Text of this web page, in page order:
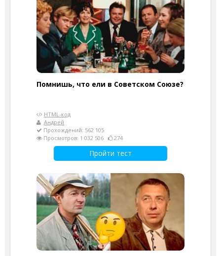
Помнишь, что ели в Советском Союзе?
HTML-код
Андрей
Прохождений: 562 105
Просмотров: 1 032 506
274
Пройти тест